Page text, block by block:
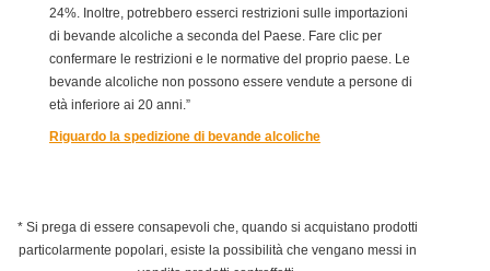
24%. Inoltre, potrebbero esserci restrizioni sulle importazioni
di bevande alcoliche a seconda del Paese. Fare clic per
confermare le restrizioni e le normative del proprio paese. Le
bevande alcoliche non possono essere vendute a persone di
età inferiore ai 20 anni.”
Riguardo la spedizione di bevande alcoliche
* Si prega di essere consapevoli che, quando si acquistano prodotti
particolarmente popolari, esiste la possibilità che vengano messi in